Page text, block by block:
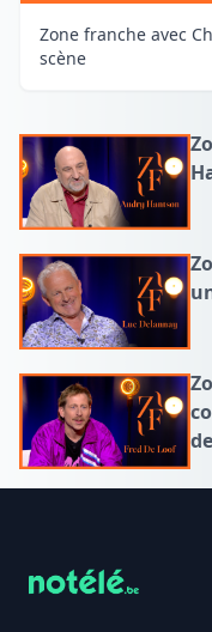
Zone franche avec
scène